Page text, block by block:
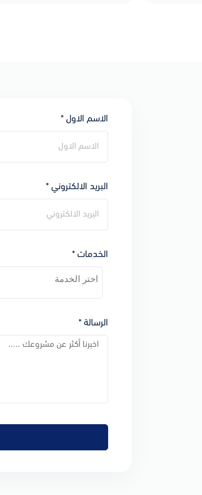
الاسم الاول *
البريد الالكتروني *
الخدمات *
الرسالة *